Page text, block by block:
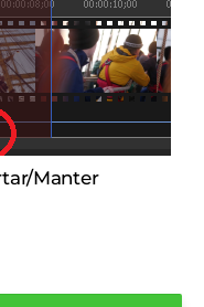
Manter